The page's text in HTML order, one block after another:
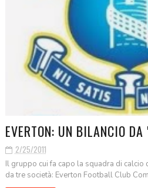
EVERTON: UN BILANCIO
2/25/2011
Il gruppo cui fa capo la squadra di calcio
da tre società: Everton Football Club